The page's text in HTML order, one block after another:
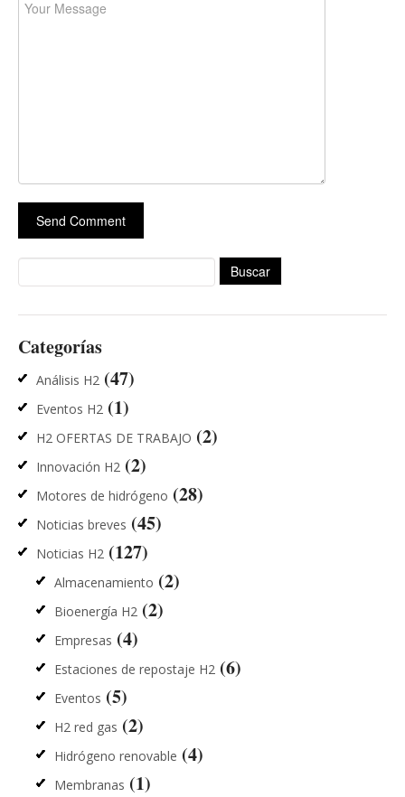
Categorías
Análisis H2 (47)
Eventos H2 (1)
H2 OFERTAS DE TRABAJO (2)
Innovación H2 (2)
Motores de hidrógeno (28)
Noticias breves (45)
Noticias H2 (127)
Almacenamiento (2)
Bioenergía H2 (2)
Empresas (4)
Estaciones de repostaje H2 (6)
Eventos (5)
H2 red gas (2)
Hidrógeno renovable (4)
Membranas (1)